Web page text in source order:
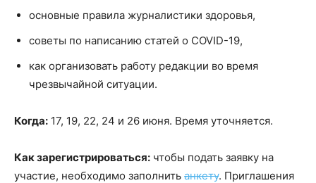
основные правила журналистики здоровья,
советы по написанию статей о COVID-19,
как организовать работу редакции во время
чрезвычайной ситуации.
Когда: 17, 19, 22, 24 и 26 июня. Время уточняется.
Как зарегистрироваться: чтобы подать заявку на
участие, необходимо заполнить анкету. Приглашения